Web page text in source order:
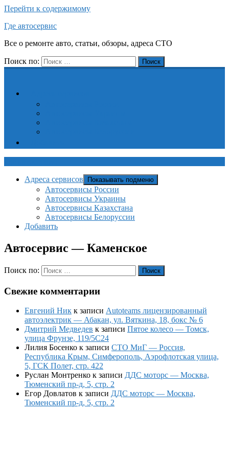
Перейти к содержимому
Где автосервис
Все о ремонте авто, статьи, обзоры, адреса СТО
Поиск по: Поиск
Адреса сервисов Показывать подменю
Автосервисы России
Автосервисы Украины
Автосервисы Казахстана
Автосервисы Белоруссии
Добавить
Автосервис — Каменское
Поиск по: Поиск
Свежие комментарии
Евгений Ник к записи Autoteams лицензированный
автоэлектрик — Абакан, ул. Вяткина, 18, бокс № 6
Дмитрий Медведев к записи Пятое колесо — Томск,
улица Фрунзе, 119/5С24
Лилия Босенко к записи СТО МиГ — Россия,
Республика Крым, Симферополь, Аэрофлотская улица,
5, ГСК Полет, стр. 422
Руслан Монтренко к записи ДДС моторс — Москва,
Тюменский пр-д, 5, стр. 2
Егор Довлатов к записи ДДС моторс — Москва,
Тюменский пр-д, 5, стр. 2